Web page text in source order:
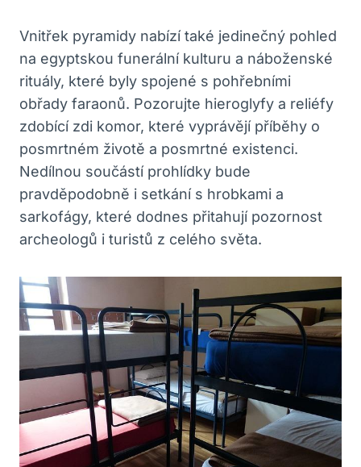
Vnitřek pyramidy nabízí také jedinečný pohled
na egyptskou funerální kulturu a náboženské
rituály, které byly spojené s pohřebními
obřady faraonů. Pozorujte hieroglyfy a reliéfy
zdobící zdi komor, které vyprávějí příběhy o
posmrtném životě a posmrtné existenci.
Nedílnou součástí prohlídky bude
pravděpodobně i setkání s hrobkami a
sarkofágy, které dodnes přitahují pozornost
archeologů i turistů z celého světa.